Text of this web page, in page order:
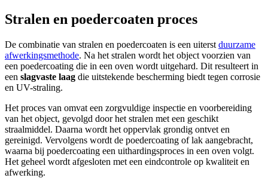
Stralen en poedercoaten proces
De combinatie van stralen en poedercoaten is een uiterst duurzame
afwerkingsmethode. Na het stralen wordt het object voorzien van
een poedercoating die in een oven wordt uitgehard. Dit resulteert in
een slagvaste laag die uitstekende bescherming biedt tegen corrosie
en UV-straling.
Het proces van omvat een zorgvuldige inspectie en voorbereiding
van het object, gevolgd door het stralen met een geschikt
straalmiddel. Daarna wordt het oppervlak grondig ontvet en
gereinigd. Vervolgens wordt de poedercoating of lak aangebracht,
waarna bij poedercoating een uithardingsproces in een oven volgt.
Het geheel wordt afgesloten met een eindcontrole op kwaliteit en
afwerking.